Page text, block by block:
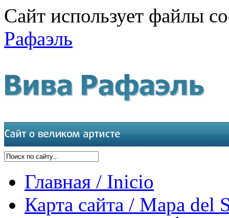
Сайт использует файлы
Рафаэль
Главная / Inicio
Карта сайта / Mapa del